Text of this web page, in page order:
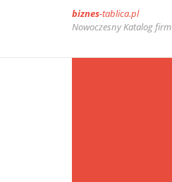
biznes-tablica.pl
Nowoczesny Katalog firm